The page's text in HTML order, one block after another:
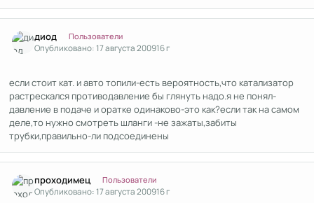
диод Пользователи
Опубликовано:17 августа 200916 г
если стоит кат. и авто топили-есть вероятность,что катализатор
растрескался противодавление бы глянуть надо.я не понял-
давление в подаче и оратке одинаково-это как?если так на самом
деле,то нужно смотреть шланги -не зажаты,забиты
трубки,правильно-ли подсоединены
проходимец Пользователи
Опубликовано:17 августа 200916 г